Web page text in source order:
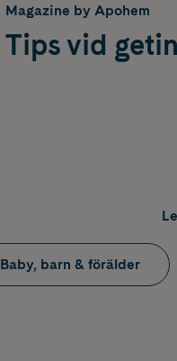
Magazine by Apohem
Tips vid
Baby, barn & förälder